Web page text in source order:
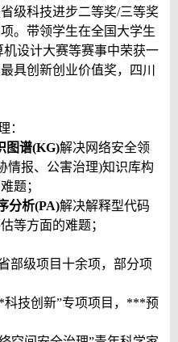
级科技进步二等奖/三等奖
项。带领学生在全国大学生
机设计大赛等赛事中荣获一
具创新创业价值奖，四川
：
图谱(KG)解决网络安全领
情报、公害治理)知识库构
题；
分析(PA)解决解释型代码
等方面的难题；
部级项目十余项，部分项
技创新”专项项目， ***预